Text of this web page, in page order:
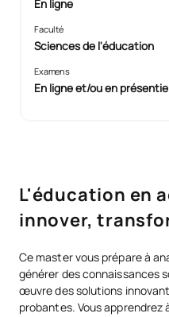
En ligne
Faculté
Sciences de l'éducation
Examens
En ligne et/ou en
L'éducation en
innover,
Ce master vous prépare à
générer des connaissances
œuvre des solutions
probantes. Vous apprendrez